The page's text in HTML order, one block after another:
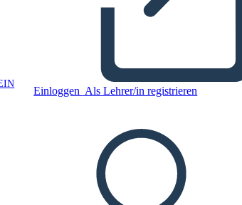
Einloggen Als Lehrer/in registrieren